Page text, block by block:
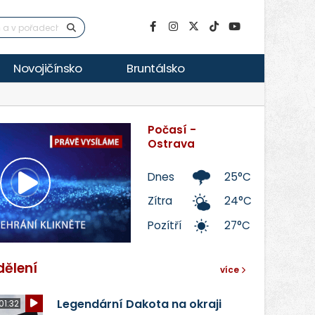
Novojičínsko Bruntálsko
Přehrát
video
Počasí -
Ostrava
Dnes
25°C
Zítra
24°C
Pozítří
27°C
více
Legendární Dakota na okraji